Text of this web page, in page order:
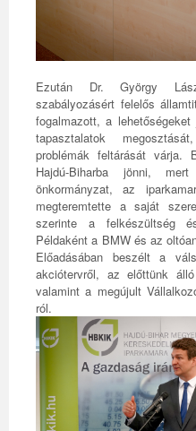
Ezután Dr. György
szabályozásért felelős
fogalmazott, a
tapasztalatok
problémák feltárását várja.
Hajdú-Biharba jönni,
önkormányzat, az
megteremtette a saját
szerinte a felkészültség
Példaként a BMW és az
Előadásában beszélt a
akciótervről, az előttünk
valamint a megújult
ról.